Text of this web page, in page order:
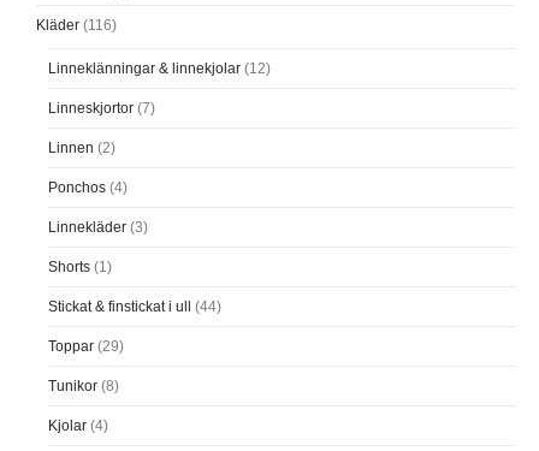
Kläder (116)
Linneklänningar & linnekjolar (12)
Linneskjortor (7)
Linnen (2)
Ponchos (4)
Linnekläder (3)
Shorts (1)
Stickat & finstickat i ull (44)
Toppar (29)
Tunikor (8)
Kjolar (4)